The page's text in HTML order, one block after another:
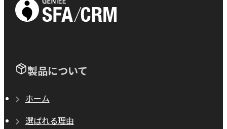
製品について
ホーム
選ばれる理由